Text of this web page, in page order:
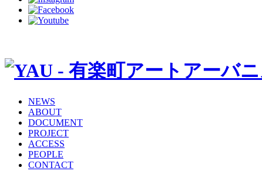
NEWS
ABOUT
DOCUMENT
PROJECT
ACCESS
PEOPLE
CONTACT